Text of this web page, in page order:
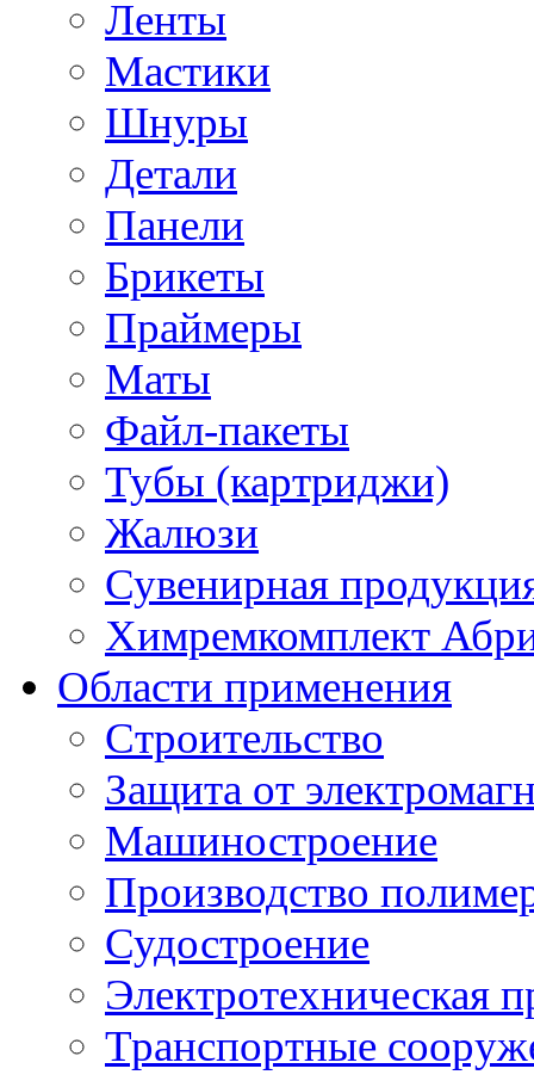
Ленты
Мастики
Шнуры
Детали
Панели
Брикеты
Праймеры
Маты
Файл-пакеты
Тубы (картриджи)
Жалюзи
Сувенирная
Химремкомплект
Области применения
Строительство
Защита от
Машиностроение
Производство
Судостроение
Электротехническая
Транспортные